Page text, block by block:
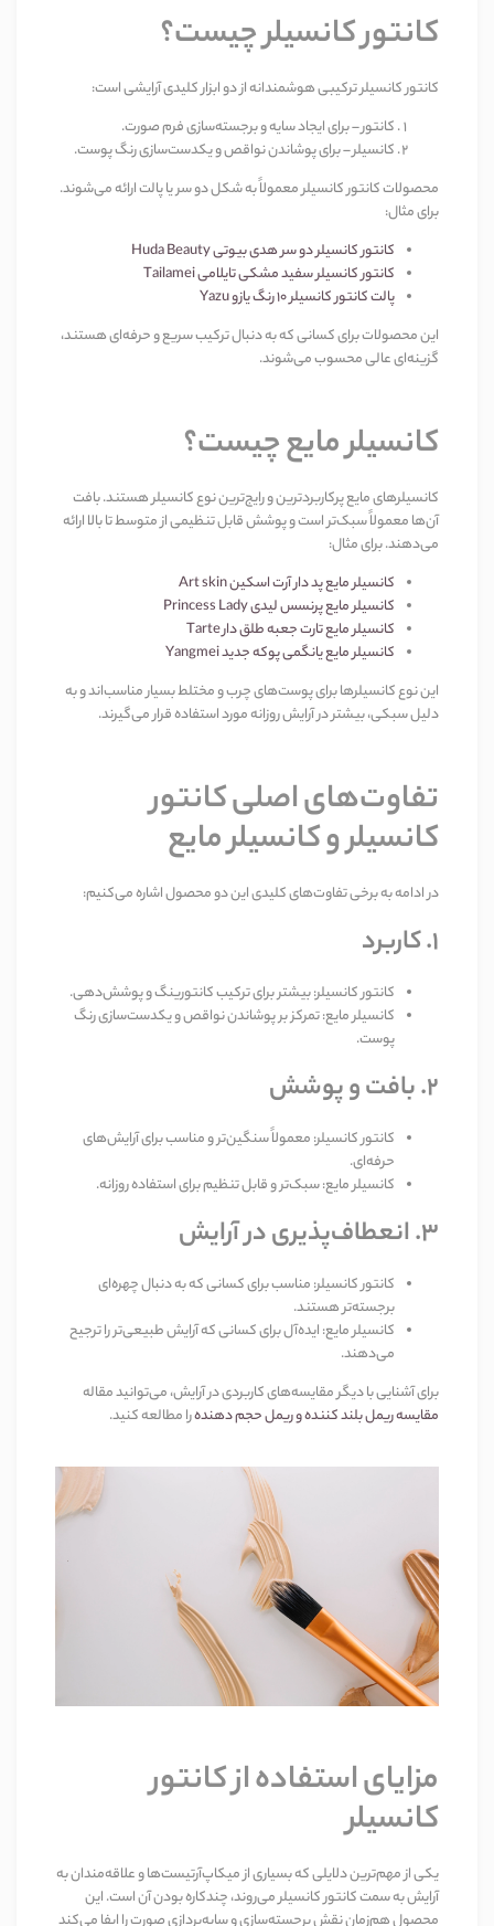
کانتور کانسیلر چیست؟
کانتور کانسیلر ترکیبی هوشمندانه از دو ابزار کلیدی آرایشی است:
کانتور–برای ایجاد سایه و برجسته‌سازی فرم صورت.
کانسیلر–برای پوشاندن نواقص و یکدست‌سازی رنگ پوست.
محصولات کانتور کانسیلر معمولاً به شکل دو سر یا پالت ارائه می‌شوند.
برای مثال:
کانتور کانسیلر دو سر هدی بیوتی
کانتور کانسیلر سفید مشکی تایلامی
پالت کانتور کانسیلر 10 رنگ یازو
این محصولات برای کسانی که به دنبال ترکیب سریع و حرفه‌ای هستند،
گزینه‌ای عالی محسوب می‌شوند.
کانسیلر مایع چیست؟
کانسیلرهای مایع پرکاربردترین و رایج‌ترین نوع کانسیلر هستند. بافت
آن‌ها معمولاً سبک‌تر است و پوشش قابل تنظیمی از متوسط تا بالا ارائه
می‌دهند. برای مثال:
کانسیلر مایع پد دار آرت اسکین
کانسیلر مایع پرنسس لیدی
کانسیلر مایع تارت جعبه طلق دارTarte
کانسیلر مایع یانگمی پوکه جدید
این نوع کانسیلرها برای پوست‌های چرب و مختلط بسیار مناسب‌اند و به
دلیل سبکی، بیشتر در آرایش روزانه مورد استفاده قرار می‌گیرند.
تفاوت‌های اصلی کانتور
کانسیلر و کانسیلر مایع
در ادامه به برخی تفاوت‌های کلیدی این دو محصول اشاره می‌کنیم:
۱.کاربرد
کانتور کانسیلر: بیشتر برای ترکیب کانتورینگ و پوشش‌دهی.
کانسیلر مایع: تمرکز بر پوشاندن نواقص و یکدست‌سازی رنگ
پوست.
۲.بافت و پوشش
کانتور کانسیلر: معمولاً سنگین‌تر و مناسب برای آرایش‌های
حرفه‌ای.
کانسیلر مایع: سبک‌تر و قابل تنظیم برای استفاده روزانه.
۳.انعطاف‌پذیری در آرایش
کانتور کانسیلر: مناسب برای کسانی که به دنبال چهره‌ای
برجسته‌تر هستند.
کانسیلر مایع: ایده‌آل برای کسانی که آرایش طبیعی‌تر را ترجیح
می‌دهند.
برای آشنایی با دیگر مقایسه‌های کاربردی در آرایش، می‌توانید مقاله
مقایسه ریمل بلند کننده و ریمل حجم دهندهرا مطالعه کنید.
مزایای استفاده از کانتور
کانسیلر
یکی از مهم‌ترین دلایلی که بسیاری از میکاپ‌آرتیست‌ها و علاقه‌مندان به
آرایش به سمت کانتور کانسیلر می‌روند، چندکاره بودن آن است. این